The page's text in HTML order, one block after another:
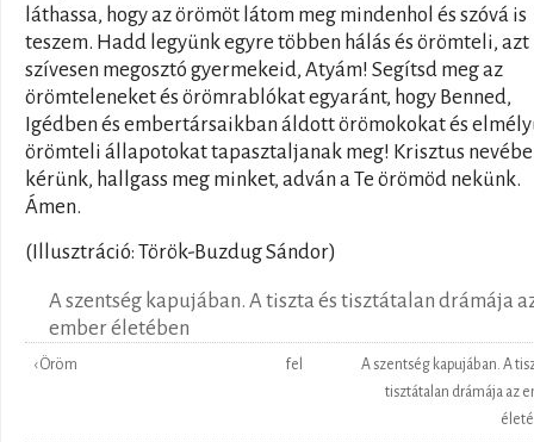
láthassa, hogy az örömöt látom meg mindenhol és szóvá is
teszem. Hadd legyünk egyre többen hálás és örömteli, azt
szívesen megosztó gyermekeid, Atyám! Segítsd meg az
örömteleneket és örömrablókat egyaránt, hogy Benned,
Igédben és embertársaikban áldott örömokokat és
örömteli állapotokat tapasztaljanak meg! Krisztus
kérünk, hallgass meg minket, adván a Te örömöd nekünk.
Ámen.
(Illusztráció: Török-Buzdug Sándor)
A szentség kapujában. A tiszta és tisztátalan drámája
ember életében
‹ Öröm fel
A szentség kapujában. A
tisztátalan drámája az